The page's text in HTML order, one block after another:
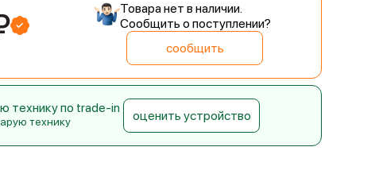
Товара нет в наличии.
Сообщить о поступлении?
сообщить
технику по trade-in
технику оценить устройство